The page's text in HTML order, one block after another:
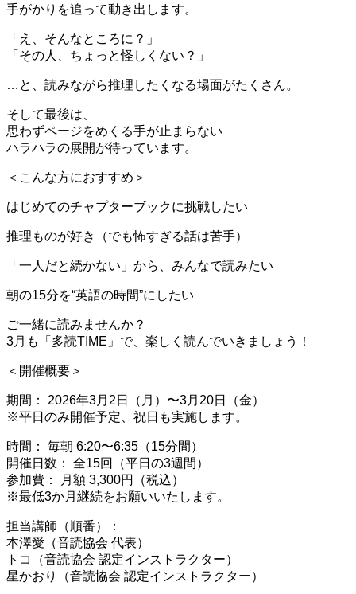
手がかりを追って動き出します。
「え、そんなところに？」
「その人、ちょっと怪しくない？」
…と、読みながら推理したくなる場面がたくさん。
そして最後は、
思わずページをめくる手が止まらない
ハラハラの展開が待っています。
＜こんな方におすすめ＞
はじめてのチャプターブックに挑戦したい
推理ものが好き（でも怖すぎる話は苦手）
「一人だと続かない」から、みんなで読みたい
朝の15分を“英語の時間”にしたい
ご一緒に読みませんか？
3月も「多読TIME」で、楽しく読んでいきましょう！
＜開催概要＞
期間： 2026年3月2日（月）〜3月20日（金）
※平日のみ開催予定、祝日も実施します。
時間： 毎朝 6:20〜6:35（15分間）
開催日数： 全15回（平日の3週間）
参加費： 月額 3,300円（税込）
※最低3か月継続をお願いいたします。
担当講師（順番）：
本澤愛（音読協会 代表）
トコ（音読協会 認定インストラクター）
星かおり（音読協会 認定インストラクター）